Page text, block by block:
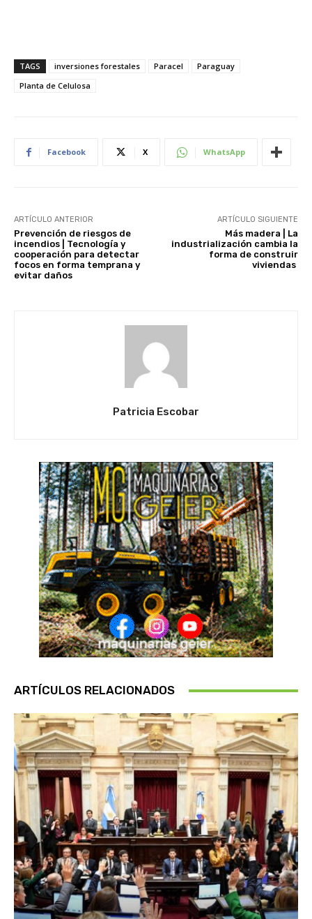
TAGS inversiones forestales Paracel
Paraguay
Planta de Celulosa
Facebook X WhatsApp
ARTÍCULO ANTERIOR
Prevención de riesgos de
incendios | Tecnología y
cooperación para detectar
focos en forma temprana y
evitar daños
ARTÍCULO SIGUIENTE
Más madera | La
industrialización cambia la
forma de construir
viviendas
Patricia Escobar
ARTÍCULOS RELACIONADOS